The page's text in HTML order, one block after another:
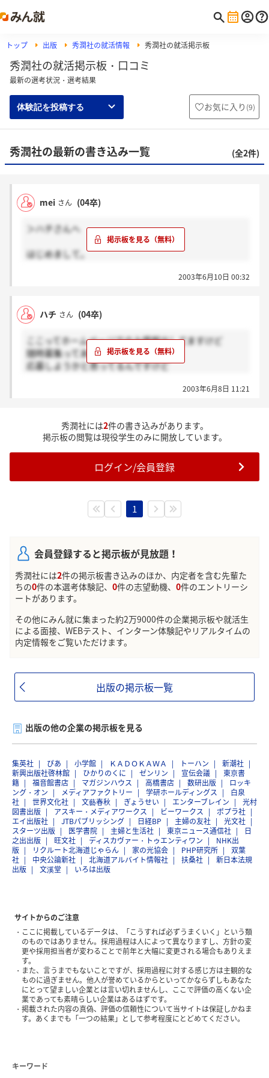
トップ 出版 秀潤社の就活情報 秀潤社の就活掲示板
秀潤社の就活掲示板・口コミ
最新の選考状況・選考結果
体験記を投稿する お気に入り (9)
秀潤社の最新の書き込み一覧 (全2件)
mei さん (04卒)
＞ハチさんへ
はじめまして。
今日、『書類選考の結果は8月上旬に決定予定』
とのお知らせが届きました。
新卒の応募受け付けは7月末まで行う予定だそうです
よ。
2003年6月10日 00:32
ハチ さん (04卒)
ここってホームページでのみ情報出してますけど
随時募集ってありますよね。
応募しようかと思ってるんですけど
2003年6月8日 11:21
秀潤社には2件の書き込みがあります。
掲示板の閲覧は現役学生のみに開放しています。
ログイン/会員登録
1
会員登録すると掲示板が見放題！
秀潤社には2件の掲示板書き込みのほか、内定者を含む先輩た
ちの0件の本選考体験記、 0件の志望動機、 0件のエントリーシ
ートがあります。
その他にみん就に集まった約2万9000件の企業掲示板や就活生
による面接、WEBテスト、インターン体験記やリアルタイムの
内定情報をご覧いただけます。
出版の掲示板一覧
出版の他の企業の掲示板を見る
集英社 ぴあ 小学館 ＫＡＤＯＫＡＷＡ トーハン
新潮社
新興出版社啓林館
ひかりのくに ゼンリン 宣伝会議
東京書
籍
福音館書店 マガジンハウス 高橋書店 数研出版
ロッキ
ング・オン
メディアファクトリー 学研ホールディングス
白泉
社
世界文化社 文藝春秋 ぎょうせい エンターブレイン
光村
図書出版
アスキー・メディアワークス ビーワークス
ポプラ社
エイ出版社
JTBパブリッシング 日経BP 主婦の友社
光文社
スターツ出版
医学書院 主婦と生活社 東京ニュース通信社
日
之出出版
旺文社 ディスカヴァー・トゥエンティワン
NHK出
版
リクルート北海道じゃらん 家の光協会 PHP研究所
双葉
社
中央公論新社 北海道アルバイト情報社 扶桑社
新日本法規
出版
文溪堂 いろは出版
サイトからのご注意
ここに掲載しているデータは、「こうすれば必ずうまくいく」という類
のものではありません。採用過程は人によって異なりますし、方針の変
更や採用担当者が変わることで前年と大幅に変更される場合もありえま
す。
また、言うまでもないことですが、採用過程に対する感じ方は主観的な
ものに過ぎません。他人が誉めているからといってかならずしもあなた
にとって望ましい企業とは言い切れませんし、ここで評価の高くない企
業であっても素晴らしい企業はあるはずです。
掲載された内容の真偽、評価の信頼性について当サイトは保証しかねま
す。あくまでも「一つの結果」として参考程度にとどめてください。
キーワード